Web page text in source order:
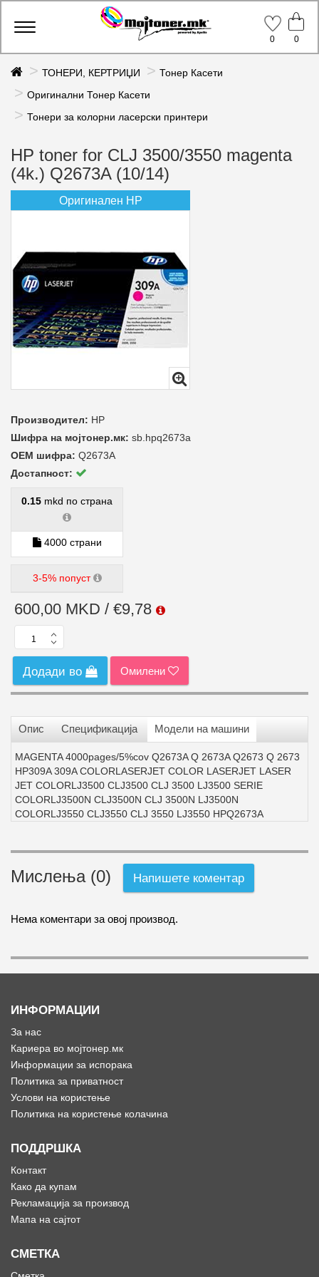
Toggle
0
0
ТОНЕРИ, КЕРТРИЏИ
Тонер Касети
Оригинални Тонер Касети
Тонери за колорни ласерски принтери
HP toner for CLJ 3500/3550 magenta
(4k.) Q2673A (10/14)
Оригинален HP
Производител: HP
Шифра на мојтонер.мк: sb.hpq2673a
ОЕМ шифра: Q2673A
Достапност:
0.15 mkd по страна
4000 страни
3-5% попуст
600,00 MKD / €9,78
Додади во Омилени
Опис Спецификација Модели на машини
MAGENTA 4000pages/5%cov Q2673A Q 2673A Q2673 Q 2673
HP309A 309A COLORLASERJET COLOR LASERJET LASER
JET COLORLJ3500 CLJ3500 CLJ 3500 LJ3500 SERIE
COLORLJ3500N CLJ3500N CLJ 3500N LJ3500N
COLORLJ3550 CLJ3550 CLJ 3550 LJ3550 HPQ2673A
Мислења (0) Напишете коментар
Нема коментари за овој производ.
ИНФОРМАЦИИ
За нас
Кариера во мојтонер.мк
Информации за испорака
Политика за приватност
Услови на користење
Политика на користење колачина
ПОДДРШКА
Контакт
Како да купам
Рекламација за производ
Мапа на сајтот
СМЕТКА